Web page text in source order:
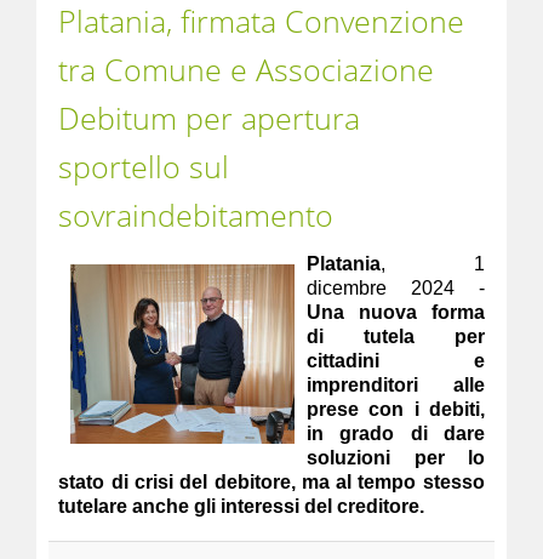
Platania, firmata Convenzione
tra Comune e Associazione
Debitum per apertura
sportello sul
sovraindebitamento
Platania, 1
dicembre 2024 -
Una nuova forma
di tutela per
cittadini e
imprenditori alle
prese con i debiti,
in grado di dare
soluzioni per lo
stato di crisi del debitore, ma al tempo stesso
tutelare anche gli interessi del creditore.